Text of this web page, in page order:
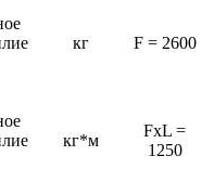
кг F = 2600
кг*м
FxL =
1250